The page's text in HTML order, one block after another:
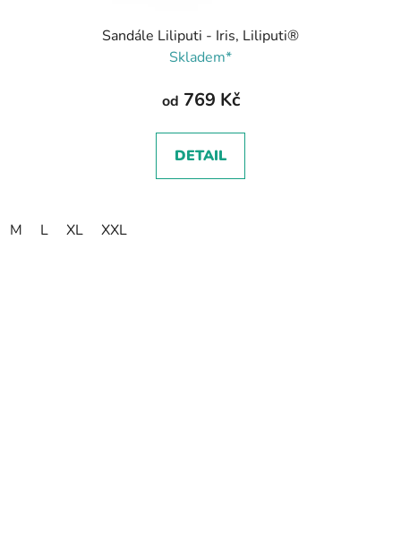
Sandále Liliputi - Iris, Liliputi®
Skladem*
od 769 Kč
DETAIL
M L XL XXL